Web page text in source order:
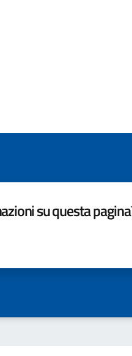
su questa